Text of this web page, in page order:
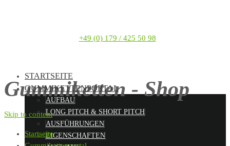
+49 (0) 179 / 425 50 98
Gummiketten - Shop
STARTSEITE
GUMMIKETTENPORTAL
AUFBAU
LONG PITCH & SHORT PITCH
AUSFÜHRUNGEN
EIGENSCHAFTEN
Skip to content
Startseite